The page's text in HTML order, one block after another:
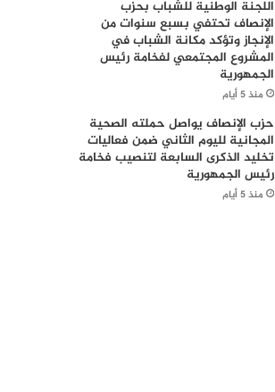
اللجنة الوطنية للشباب بحزب
الإنصاف تحتفي بسبع سنوات من
الإنجاز وتؤكد مكانة الشباب في
المشروع المجتمعي لفخامة رئيس
الجمهورية
منذ 5 أيام
حزب الإنصاف يواصل حملته الصحية
المجانية لليوم الثاني ضمن فعاليات
تخليد الذكرى السابعة لتنصيب فخامة
رئيس الجمهورية
منذ 5 أيام